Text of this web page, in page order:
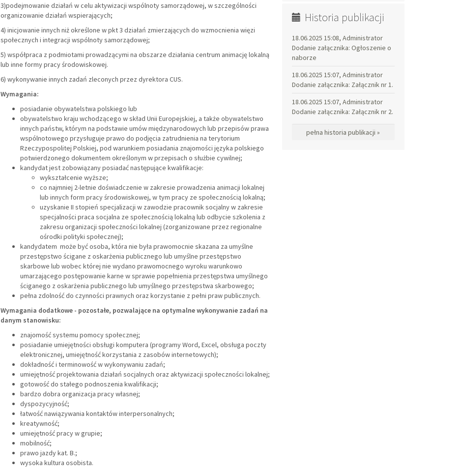
3)podejmowanie działań w celu aktywizacji wspólnoty samorządowej, w szczególności
organizowanie działań wspierających;
4) inicjowanie innych niż określone w pkt 3 działań zmierzających do wzmocnienia więzi
społecznych i integracji wspólnoty samorządowej;
5) współpraca z podmiotami prowadzącymi na obszarze działania centrum animację lokalną
lub inne formy pracy środowiskowej.
6) wykonywanie innych zadań zleconych przez dyrektora CUS.
Wymagania:
posiadanie obywatelstwa polskiego lub
obywatelstwo kraju wchodzącego w skład Unii Europejskiej, a także obywatelstwo
innych państw, którym na podstawie umów międzynarodowych lub przepisów prawa
wspólnotowego przysługuje prawo do podjęcia zatrudnienia na terytorium
Rzeczypospolitej Polskiej, pod warunkiem posiadania znajomości języka polskiego
potwierdzonego dokumentem określonym w przepisach o służbie cywilnej;
kandydat jest zobowiązany posiadać następujące kwalifikacje:
wykształcenie wyższe;
co najmniej 2-letnie doświadczenie w zakresie prowadzenia animacji lokalnej
lub innych form pracy środowiskowej, w tym pracy ze społecznością lokalną;
uzyskanie II stopień specjalizacji w zawodzie pracownik socjalny w zakresie
specjalności praca socjalna ze społecznością lokalną lub odbycie szkolenia z
zakresu organizacji społeczności lokalnej (zorganizowane przez regionalne
ośrodki polityki społecznej);
kandydatem może być osoba, która nie była prawomocnie skazana za umyślne
przestępstwo ścigane z oskarżenia publicznego lub umyślne przestępstwo
skarbowe lub wobec której nie wydano prawomocnego wyroku warunkowo
umarzającego postępowanie karne w sprawie popełnienia przestępstwa umyślnego
ściganego z oskarżenia publicznego lub umyślnego przestępstwa skarbowego;
pełna zdolność do czynności prawnych oraz korzystanie z pełni praw publicznych.
Wymagania dodatkowe - pozostałe, pozwalające na optymalne wykonywanie zadań na
danym stanowisku:
znajomość systemu pomocy społecznej;
posiadanie umiejętności obsługi komputera (programy Word, Excel, obsługa poczty
elektronicznej, umiejętność korzystania z zasobów internetowych);
dokładność i terminowość w wykonywaniu zadań;
umiejętność projektowania działań socjalnych oraz aktywizacji społeczności lokalnej;
gotowość do stałego podnoszenia kwalifikacji;
bardzo dobra organizacja pracy własnej;
dyspozycyjność;
łatwość nawiązywania kontaktów interpersonalnych;
kreatywność;
umiejętność pracy w grupie;
mobilność;
prawo jazdy kat. B.;
wysoka kultura osobista.
Historia publikacji
18.06.2025 15:08, Administrator
Dodanie załącznika: Ogłoszenie o
naborze
18.06.2025 15:07, Administrator
Dodanie załącznika: Załącznik nr 1.
18.06.2025 15:07, Administrator
Dodanie załącznika: Załącznik nr 2.
pełna historia publikacji »